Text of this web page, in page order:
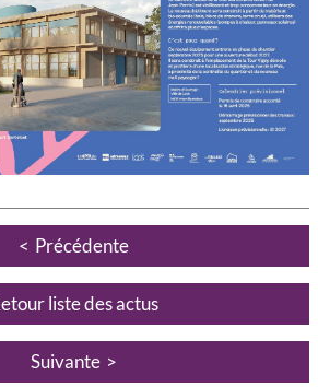
Précédente
liste des actus
Suivante